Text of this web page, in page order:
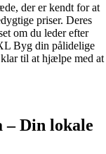
der er kendt for at
priser. Deres
om du leder efter
Byg din pålidelige
klar til at hjælpe med at
– Din lokale